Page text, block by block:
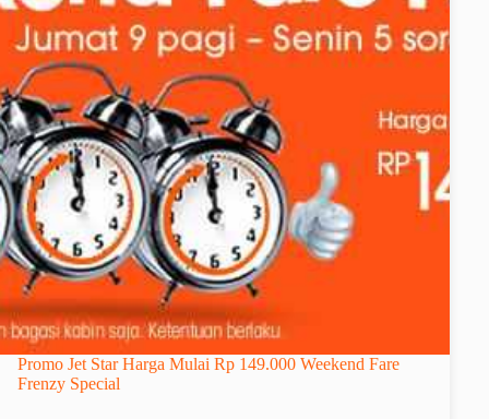
Promo Jet Star Harga Mulai Rp 149.000 Weekend Fare
Frenzy Special